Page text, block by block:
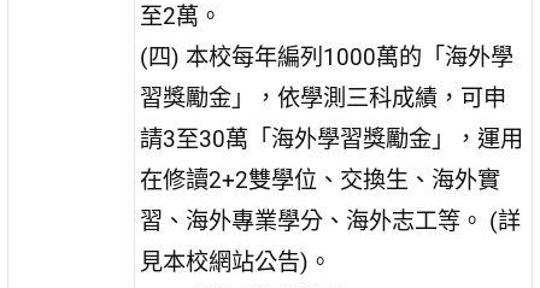
至2萬。
(四) 本校每年編列1000萬的「海外學
習獎勵金」，依學測三科成績，可申
請3至30萬「海外學習獎勵金」，運用
在修讀2+2雙學位、交換生、海外實
習、海外專業學分、海外志工等。 (詳
見本校網站公告)。